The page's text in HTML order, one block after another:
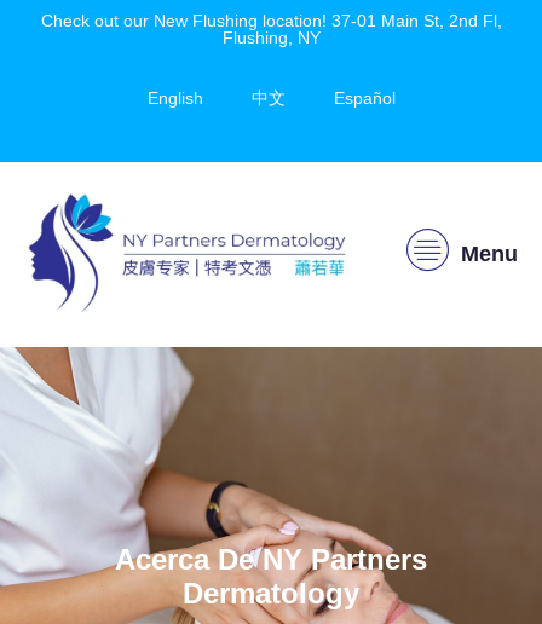
Check out our New Flushing location! 37-01 Main St, 2nd Fl,
Flushing, NY
English 中文 Español
Menu
Acerca De NY Partners
Dermatology